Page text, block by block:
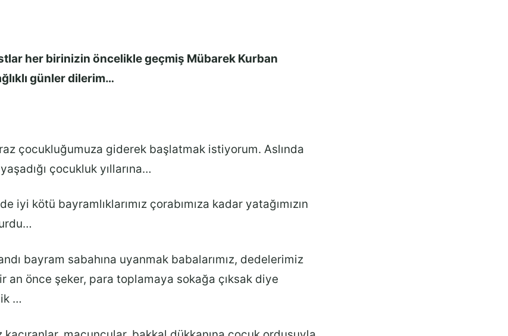
her birinizin öncelikle geçmiş Mübarek Kurban
günler dilerim…
biraz çocukluğumuza giderek başlatmak istiyorum. Aslında
çocukluk yıllarına…
iyi kötü bayramlıklarımız çorabımıza kadar yatağımızın
bayram sabahına uyanmak babalarımız, dedelerimiz
an önce şeker, para toplamaya sokağa çıksak diye
…